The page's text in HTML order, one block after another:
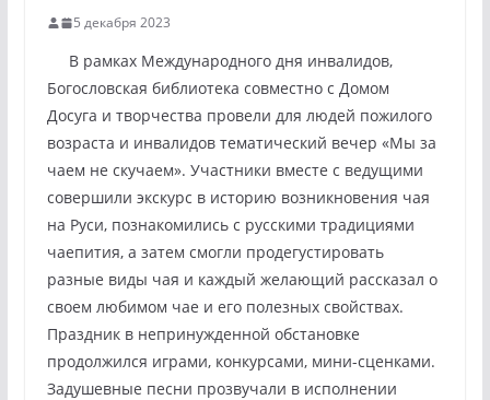
5 декабря 2023
В рамках Международного дня инвалидов,
Богословская библиотека совместно с Домом
Досуга и творчества провели для людей пожилого
возраста и инвалидов тематический вечер «Мы за
чаем не скучаем». Участники вместе с ведущими
совершили экскурс в историю возникновения чая
на Руси, познакомились с русскими традициями
чаепития, а затем смогли продегустировать
разные виды чая и каждый желающий рассказал о
своем любимом чае и его полезных свойствах.
Праздник в непринужденной обстановке
продолжился играми, конкурсами, мини-сценками.
Задушевные песни прозвучали в исполнении